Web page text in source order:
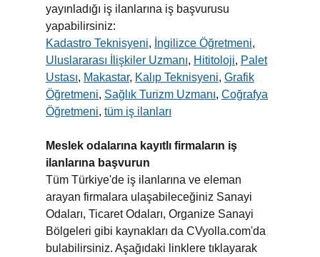
yayınladığı iş ilanlarına iş başvurusu
yapabilirsiniz:
Kadastro Teknisyeni, İngilizce Öğretmeni,
Uluslararası İlişkiler Uzmanı, Hititoloji, Palet
Ustası, Makastar, Kalıp Teknisyeni, Grafik
Öğretmeni, Sağlık Turizm Uzmanı, Coğrafya
Öğretmeni, tüm iş ilanları
Meslek odalarına kayıtlı firmaların iş
ilanlarına başvurun
Tüm Türkiye'de iş ilanlarına ve eleman
arayan firmalara ulaşabileceğiniz Sanayi
Odaları, Ticaret Odaları, Organize Sanayi
Bölgeleri gibi kaynakları da CVyolla.com'da
bulabilirsiniz. Aşağıdaki linklere tıklayarak